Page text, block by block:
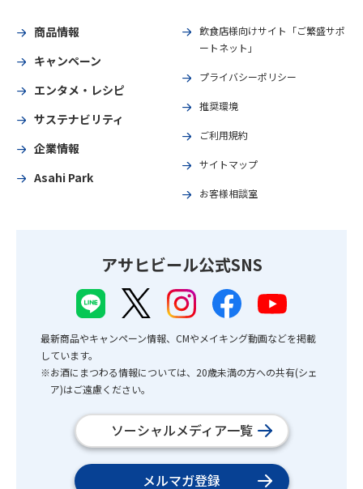
商品情報
キャンペーン
エンタメ・レシピ
サステナビリティ
企業情報
Asahi Park
飲食店様向けサイト「ご繁盛サポ
ートネット」
プライバシーポリシー
推奨環境
ご利用規約
サイトマップ
お客様相談室
アサヒビール公式SNS
最新商品やキャンペーン情報、CMやメイキング動画などを掲載
しています。
※お酒にまつわる情報については、20歳未満の方への共有(シェ
ア)はご遠慮ください。
ソーシャルメディア一覧
メルマガ登録